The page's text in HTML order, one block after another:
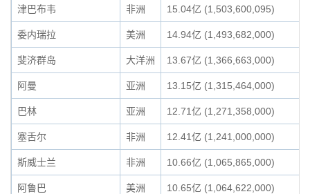
津巴布韦 非洲 15.04亿 (1,503,600,095)
委内瑞拉 美洲 14.94亿 (1,493,682,000)
斐济群岛 大洋洲 13.67亿 (1,366,663,000)
阿曼 亚洲 13.15亿 (1,315,464,000)
巴林 亚洲 12.71亿 (1,271,358,000)
塞舌尔 非洲 12.41亿 (1,241,000,000)
斯威士兰 非洲 10.66亿 (1,065,865,000)
阿鲁巴 美洲 10.65亿 (1,064,622,000)